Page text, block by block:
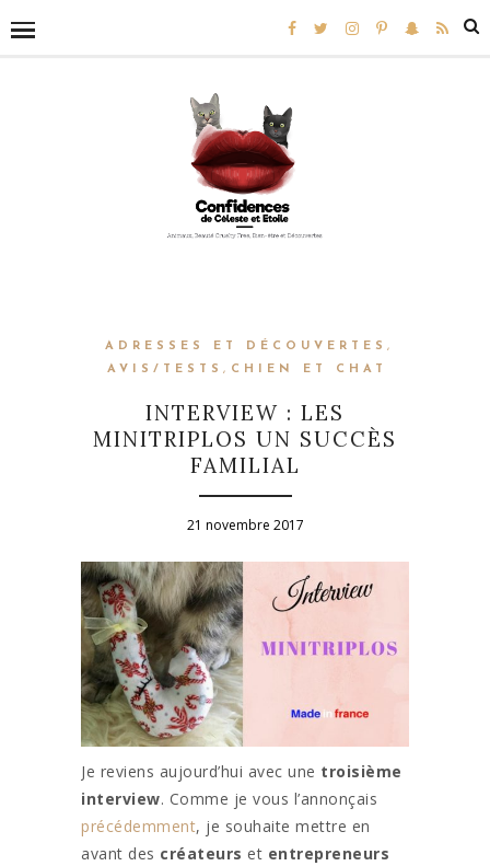
ADRESSES ET DÉCOUVERTES ,
AVIS/TESTS, CHIEN ET CHAT
INTERVIEW : LES
MINITRIPLOS UN SUCCÈS
FAMILIAL
21 novembre 2017
Je reviens aujourd’hui avec une troisième
interview. Comme je vous l’annonçais
précédemment, je souhaite mettre en
avant des créateurs et entrepreneurs